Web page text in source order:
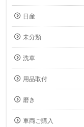
日産
未分類
洗車
用品取付
磨き
車両ご購入